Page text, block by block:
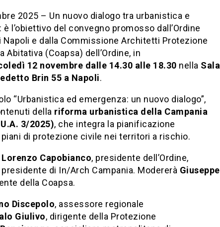
2025 – Un nuovo dialogo tra urbanistica e
l’obiettivo del convegno promosso dall’Ordine
e dalla Commissione Architetti Protezione
Abitativa (Coapsa) dell’Ordine, in
12 novembre dalle 14.30 alle 18.30 nella Sala
Brin 55 a Napoli.
“Urbanistica ed emergenza: un nuovo dialogo”,
della riforma urbanistica della Campania
3/2025), che integra la pianificazione
di protezione civile nei territori a rischio.
Lorenzo Capobianco, presidente dell’Ordine,
presidente di In/Arch Campania. Modererà Giuseppe
della Coapsa.
Discepolo, assessore regionale
Giulivo, dirigente della Protezione